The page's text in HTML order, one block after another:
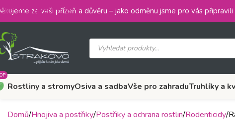
Skip to main content
za vaši přízeň a důvěru – jako odměnu jsme pro vás
Rostliny a stromyOsiva a sadbaVše pro zahraduTruhlíky a
Domů Hnojiva a postřiky Postřiky a ochrana rostlin Rodenticidy